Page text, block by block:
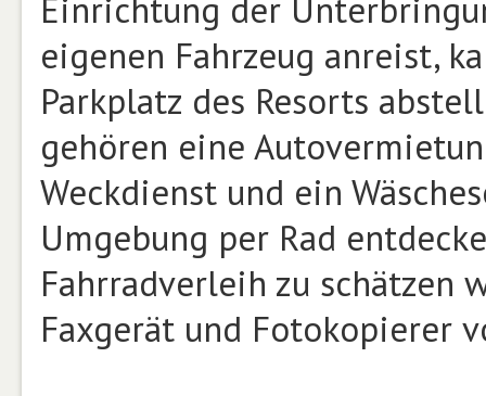
Einrichtung der
eigenen Fahrzeug anreist,
Parkplatz des Resorts
gehören eine
Weckdienst und ein
Umgebung per Rad
Fahrradverleih zu schätzen
Faxgerät und Fotokopierer